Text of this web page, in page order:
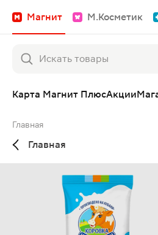
Магнит М.Косметик
Карта Магнит ПлюсАкции
Главная
Главная